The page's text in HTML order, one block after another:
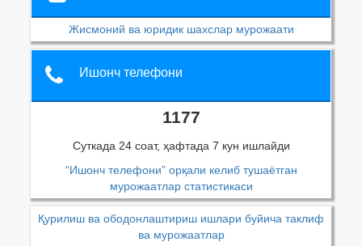
Жисмоний ва юридик шахслар мурожаати
Ишонч телефони
1177
Суткада 24 соат, ҳафтада 7 кун ишлайди
“Ишонч телефони” орқали келиб тушаётган
мурожаатлар статистикаси
Қурилиш ва ободонлаштириш ишлари буйича таклиф
ва мурожаатлар